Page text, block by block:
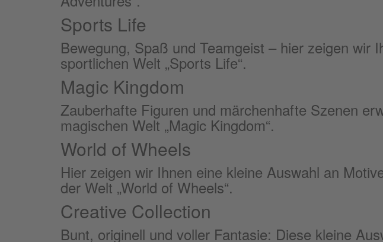
Sports Life
Bewegung, Spaß und Teamgeist – hier zeigen wir
sportlichen Welt „Sports Life“.
Magic Kingdom
Zauberhafte Figuren und märchenhafte Szenen
magischen Welt „Magic Kingdom“.
World of Wheels
Hier zeigen wir Ihnen eine kleine Auswahl an
der Welt „World of Wheels“.
Creative Collection
Bunt, originell und voller Fantasie: Diese kleine